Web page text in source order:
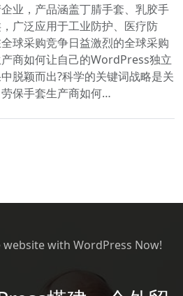
业，产品涵盖丁腈手套、乳胶手
广泛应用于工业防护、医疗防
球采购竞争日益激烈的全球采购
商如何让自己的WordPress独立
脱颖而出?科学的关键词战略是关
保手套生产商如何…
with WordPress Now!